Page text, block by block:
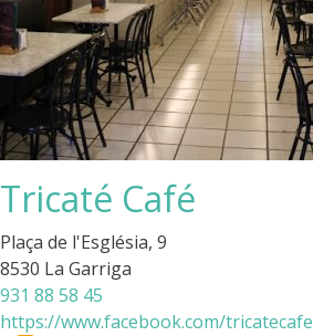
Tricaté Café
Plaça de l'Església, 9
8530 La Garriga
931 88 58 45
https://www.facebook.com/tricatecafe